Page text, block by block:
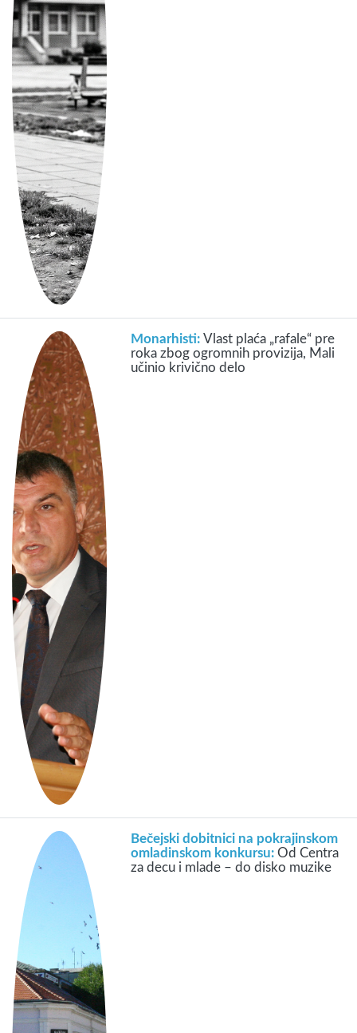
Monarhisti: Vlast plaća „rafale“ pre
roka zbog ogromnih provizija, Mali
učinio krivično delo
Bečejski dobitnici na pokrajinskom
omladinskom konkursu:Od Centra
za decu i mlade – do disko muzike